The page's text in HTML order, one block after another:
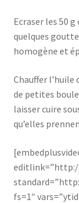
Ecraser les 50
quelques
homogène et
Chauffer
de petites
laisser cuire
qu’elles
fs=1″